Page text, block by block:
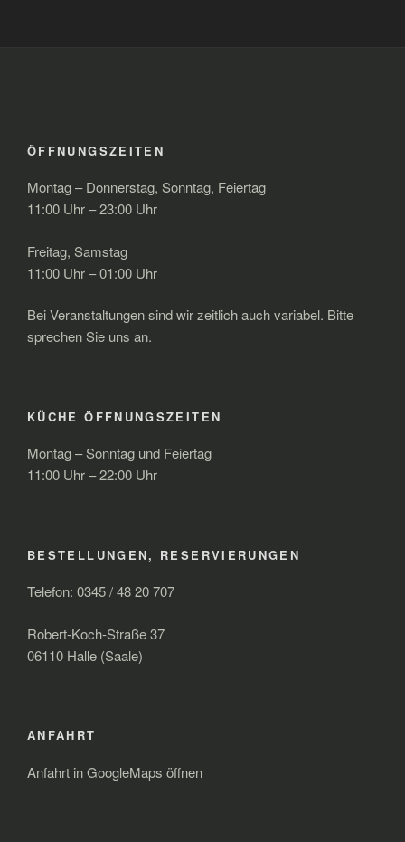
ÖFFNUNGSZEITEN
Montag – Donnerstag, Sonntag, Feiertag
11:00 Uhr – 23:00 Uhr
Freitag, Samstag
11:00 Uhr – 01:00 Uhr
Bei Veranstaltungen sind wir zeitlich auch variabel. Bitte
sprechen Sie uns an.
KÜCHE ÖFFNUNGSZEITEN
Montag – Sonntag und Feiertag
11:00 Uhr – 22:00 Uhr
BESTELLUNGEN, RESERVIERUNGEN
Telefon: 0345 / 48 20 707
Robert-Koch-Straße 37
06110 Halle (Saale)
ANFAHRT
Anfahrt in GoogleMaps öffnen